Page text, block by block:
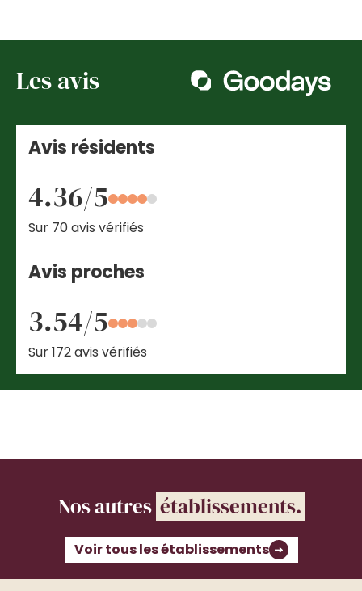
Les avis
Avis résidents
4.36/5
Sur 70 avis vérifiés
Avis proches
3.54/5
Sur 172 avis vérifiés
Nos autres établissements.
Voir tous les établissements